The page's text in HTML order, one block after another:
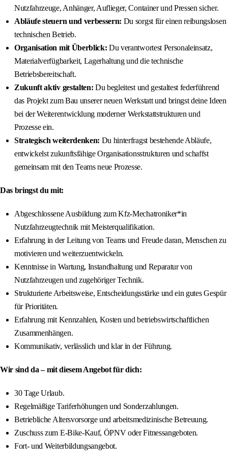
Nutzfahrzeuge, Anhänger, Auflieger, Container und Pressen sicher.
Abläufe steuern und verbessern: Du sorgst für einen reibungslosen
technischen Betrieb.
Organisation mit Überblick: Du verantwortest Personaleinsatz,
Materialverfügbarkeit, Lagerhaltung und die technische
Betriebsbereitschaft.
Zukunft aktiv gestalten: Du begleitest und gestaltest federführend
das Projekt zum Bau unserer neuen Werkstatt und bringst deine Ideen
bei der Weiterentwicklung moderner Werkstattstrukturen und
Prozesse ein.
Strategisch weiterdenken: Du hinterfragst bestehende Abläufe,
entwickelst zukunftsfähige Organisationsstrukturen und schaffst
gemeinsam mit den Teams neue Prozesse.
Das bringst du mit:
Abgeschlossene Ausbildung zum Kfz-Mechatroniker*in
Nutzfahrzeugtechnik mit Meisterqualifikation.
Erfahrung in der Leitung von Teams und Freude daran, Menschen zu
motivieren und weiterzuentwickeln.
Kenntnisse in Wartung, Instandhaltung und Reparatur von
Nutzfahrzeugen und zugehöriger Technik.
Strukturierte Arbeitsweise, Entscheidungsstärke und ein gutes Gespür
für Prioritäten.
Erfahrung mit Kennzahlen, Kosten und betriebswirtschaftlichen
Zusammenhängen.
Kommunikativ, verlässlich und klar in der Führung.
Wir sind da – mit diesem Angebot für dich:
30 Tage Urlaub.
Regelmäßige Tariferhöhungen und Sonderzahlungen.
Betriebliche Altersvorsorge und arbeitsmedizinische Betreuung.
Zuschuss zum E-Bike-Kauf, ÖPNV oder Fitnessangeboten.
Fort- und Weiterbildungsangebot.